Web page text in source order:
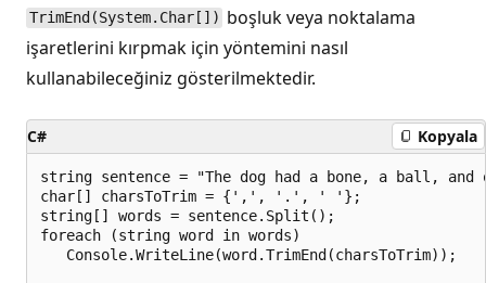
TrimEnd(System.Char[]) boşluk veya noktalama
işaretlerini kırpmak için yöntemini nasıl
kullanabileceğiniz gösterilmektedir.
C# Kopyala
string sentence = "The dog had a bone, a ball,
char[] charsToTrim = {',', '.', ' '};
string[] words = sentence.Split();
foreach (string word in words)
   Console.WriteLine(word.TrimEnd(charsToTrim));